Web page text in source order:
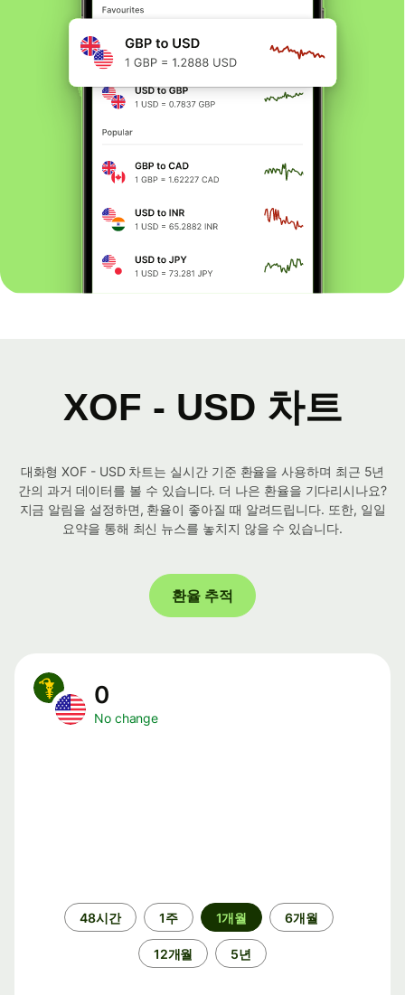
XOF - USD 차트
대화형 XOF - USD 차트는 실시간 기준 환율을 사용하며 최근 5년
간의 과거 데이터를 볼 수 있습니다. 더 나은 환율을 기다리시나요?
지금 알림을 설정하면, 환율이 좋아질 때 알려드립니다. 또한, 일일
요약을 통해 최신 뉴스를 놓치지 않을 수 있습니다.
환율 추적
0
No change
48시간 1주 1개월 6개월
12개월 5년